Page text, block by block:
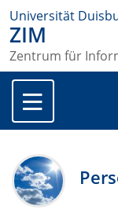
Universität
ZIM
Zentrum für